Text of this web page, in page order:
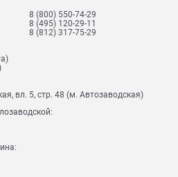
8 (800) 550-74-29
8 (495) 120-29-11
8 (812) 317-75-29
вл. 5, стр. 48 (м. Автозаводская)